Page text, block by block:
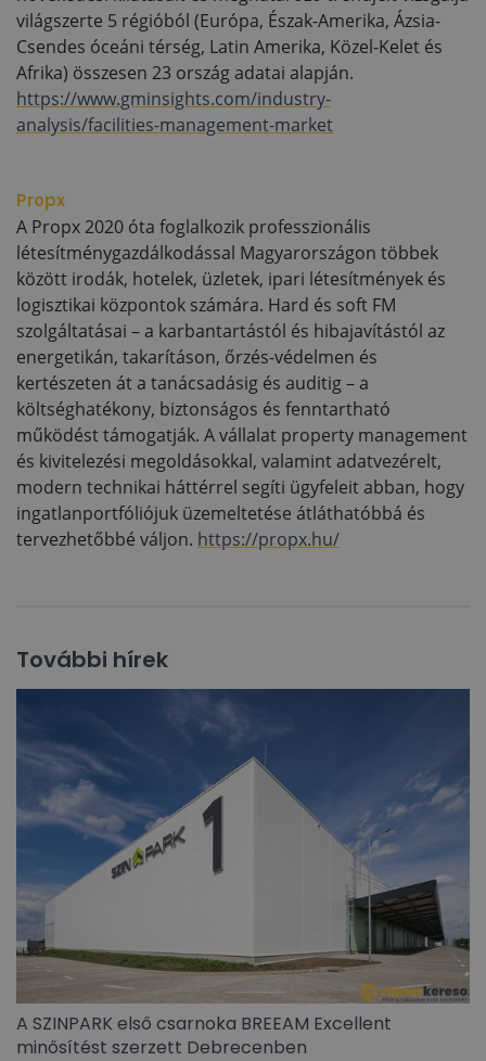
világszerte 5 régióból (Európa, Észak-Amerika, Ázsia-
Csendes óceáni térség, Latin Amerika, Közel-Kelet és
Afrika) összesen 23 ország adatai alapján.
https://www.gminsights.com/industry-
analysis/facilities-management-market
Propx
A Propx 2020 óta foglalkozik professzionális
létesítménygazdálkodással Magyarországon többek
között irodák, hotelek, üzletek, ipari létesítmények és
logisztikai központok számára. Hard és soft FM
szolgáltatásai – a karbantartástól és hibajavítástól az
energetikán, takarításon, őrzés-védelmen és
kertészeten át a tanácsadásig és auditig – a
költséghatékony, biztonságos és fenntartható
működést támogatják. A vállalat property management
és kivitelezési megoldásokkal, valamint adatvezérelt,
modern technikai háttérrel segíti ügyfeleit abban, hogy
ingatlanportfóliójuk üzemeltetése átláthatóbbá és
tervezhetőbbé váljon. https://propx.hu/
További hírek
A SZINPARK első csarnoka BREEAM Excellent
minősítést szerzett Debrecenben